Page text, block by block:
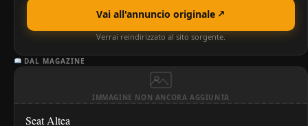
Vai all'annuncio originale
Verrai reindirizzato al sito sorgente.
DAL MAGAZINE
IMMAGINE NON ANCORA AGGIUNTA
Seat Altea